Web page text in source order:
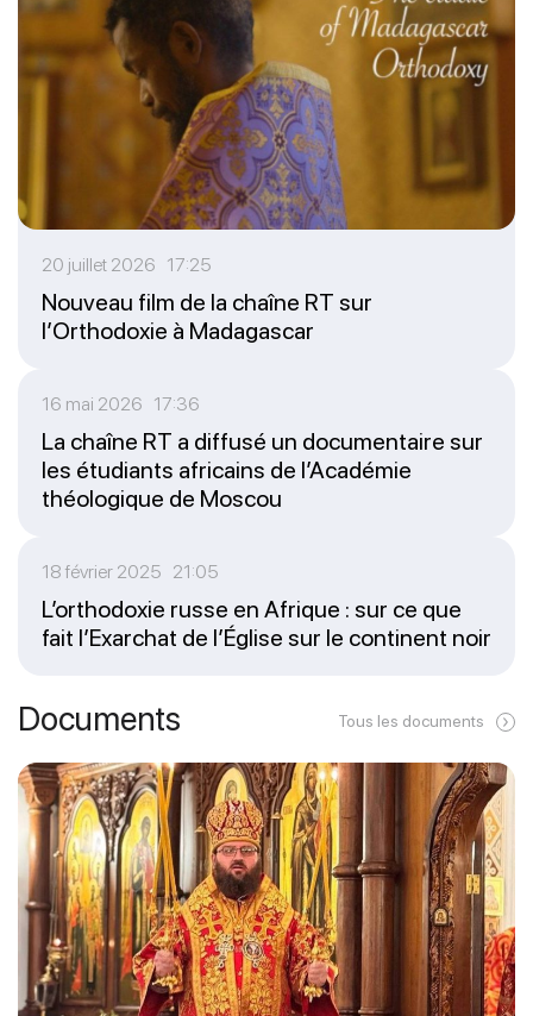
20 juillet 2026 17:25
Nouveau film de la chaîne RT sur
l’Orthodoxie à Madagascar
16 mai 2026 17:36
La chaîne RT a diffusé un documentaire sur
les étudiants africains de l’Académie
théologique de Moscou
18 février 2025 21:05
L’orthodoxie russe en Afrique : sur ce que
fait l’Exarchat de l’Église sur le continent noir
Documents Tous les documents